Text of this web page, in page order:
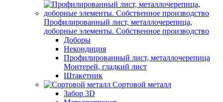
Профилированный лист, металлочерепица,
доборные элементы. Собственное производство
Доборы
Некондиция
Профилированный лист, металлочерепица
Монтерей, гладкий лист
Штакетник
Сортовой металл
Забор 3D